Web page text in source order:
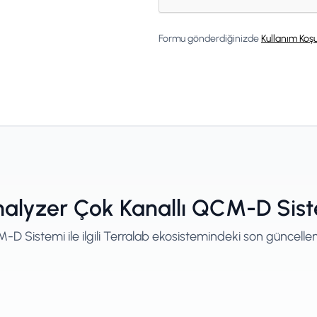
Formu gönderdiğinizdeKullanım
Çok Kanallı QCM-D
D Sistemi ile ilgili Terralab ekosistemindeki son